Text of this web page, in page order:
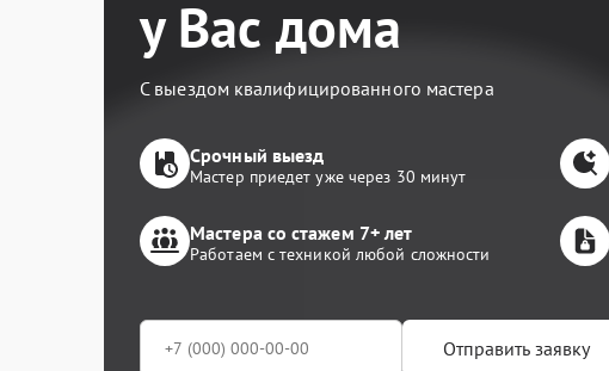
у Вас дома
С выездом квалифицированного мастера
Срочный выезд
Мастер приедет уже через 30 минут
Мастера со стажем 7+ лет
Работаем с техникой любой сложности
Отправить заявку